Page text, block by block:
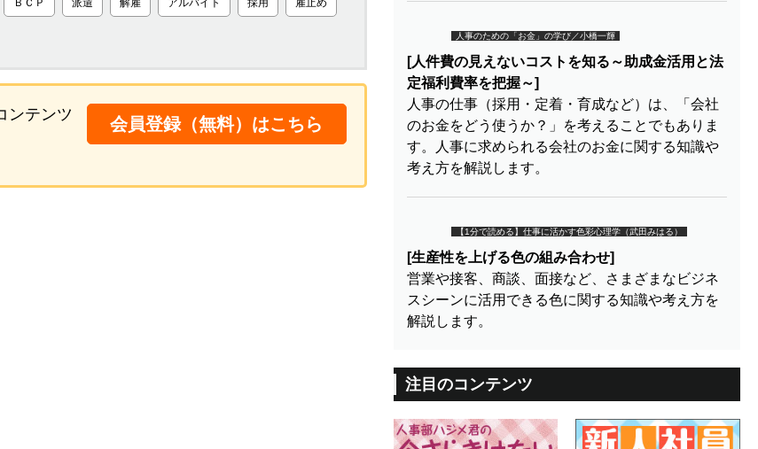
ＢＣＰ 派遣 解雇 アルバイト 採用 雇止め
ンテンツ
会員登録（無料）はこちら
人事のための「お金」の学び／小橋一輝
[人件費の見えないコストを知る～助成金活用と法
定福利費率を把握～]
人事の仕事（採用・定着・育成など）は、「会社
のお金をどう使うか？」を考えることでもありま
す。人事に求められる会社のお金に関する知識や
考え方を解説します。
【1分で読める】仕事に活かす色彩心理学（武田みはる）
[生産性を上げる色の組み合わせ]
営業や接客、商談、面接など、さまざまなビジネ
スシーンに活用できる色に関する知識や考え方を
解説します。
注目のコンテンツ